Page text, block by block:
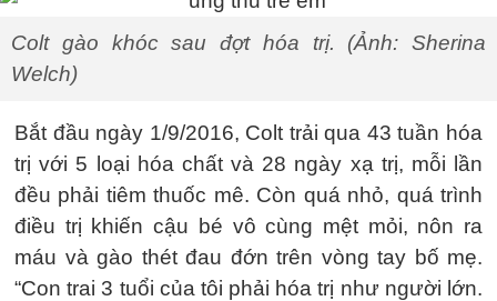
Colt gào khóc sau đợt hóa trị. (Ảnh: Sherina
Welch)
Bắt đầu ngày 1/9/2016, Colt trải qua 43 tuần hóa
trị với 5 loại hóa chất và 28 ngày xạ trị, mỗi lần
đều phải tiêm thuốc mê. Còn quá nhỏ, quá trình
điều trị khiến cậu bé vô cùng mệt mỏi, nôn ra
máu và gào thét đau đớn trên vòng tay bố mẹ.
“Con trai 3 tuổi của tôi phải hóa trị như người lớn.